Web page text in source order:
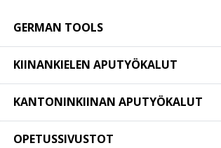
GERMAN TOOLS
KIINANKIELEN APUTYÖKALUT
KANTONINKIINAN APUTYÖKALUT
OPETUSSIVUSTOT